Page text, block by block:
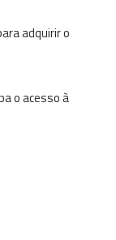
adquirir o
o acesso à